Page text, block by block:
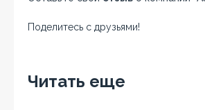
Поделитесь с друзьями!
Читать еще